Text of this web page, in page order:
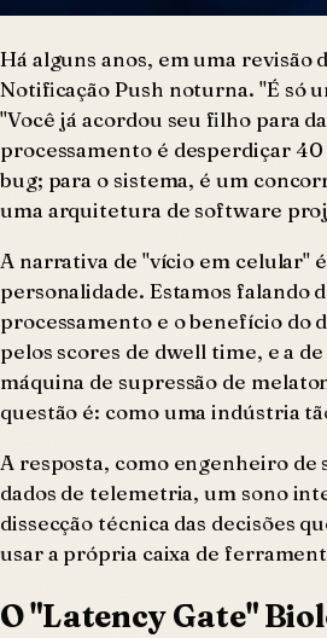
Há alguns anos, em uma
Notificação Push noturna. "É só
"Você já acordou seu filho para
processamento é desperdiçar
bug; para o sistema, é um
uma arquitetura de software
A narrativa de "vício em celular"
personalidade. Estamos falando
processamento e o benefício do
pelos scores de dwell time, e a
máquina de supressão de
questão é: como uma indústria
A resposta, como engenheiro de
dados de telemetria, um sono
dissecção técnica das decisões
usar a própria caixa de
O "Latency Gate"